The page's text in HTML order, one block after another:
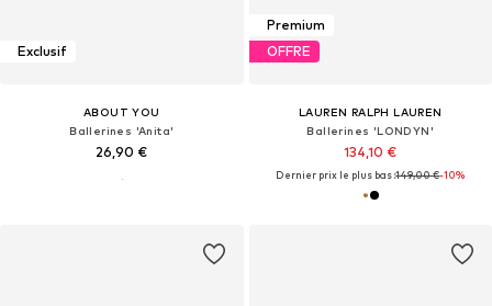
Exclusif
ABOUT YOU
Ballerines 'Anita'
26,90 €
Premium
OFFRE
LAUREN RALPH LAUREN
Ballerines 'LONDYN'
134,10 €
Dernier prix le plus bas :149,00 €-10%